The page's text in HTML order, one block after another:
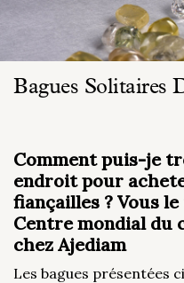
Fiançailles
Fr
Bagues Solitaires
Comment puis-je
endroit pour
fiançailles ? Vous
Centre mondial du
chez Ajediam
Les bagues présentées